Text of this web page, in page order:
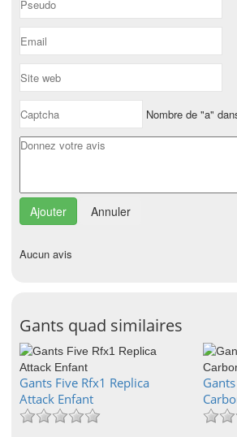
Nombre de "a"
Annuler
Aucun avis
Gants quad similaires
Gants Five Rfx1 Replica
Attack Enfant